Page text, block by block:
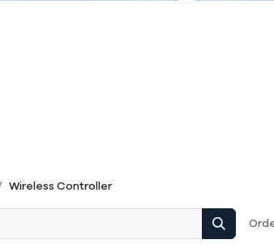
Wireless Controller